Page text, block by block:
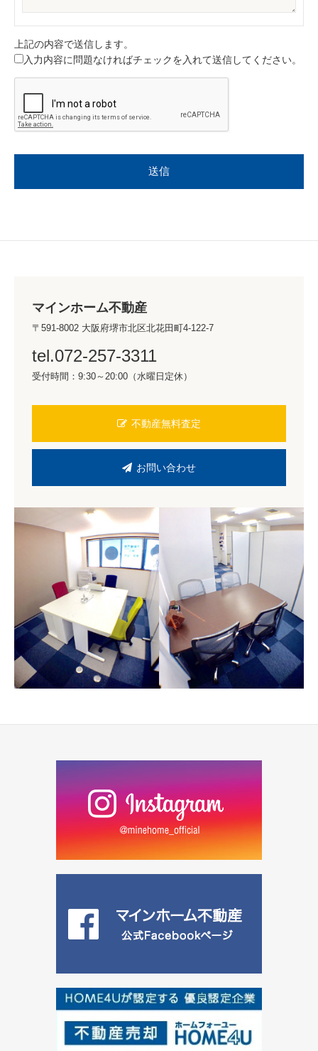
上記の内容で送信します。
入力内容に問題なければチェックを入れて送信してください。
マインホーム不動産
〒591-8002 大阪府堺市北区北花田町4-122-7
tel.072-257-3311
受付時間：9:30～20:00（水曜日定休）
不動産無料査定
お問い合わせ